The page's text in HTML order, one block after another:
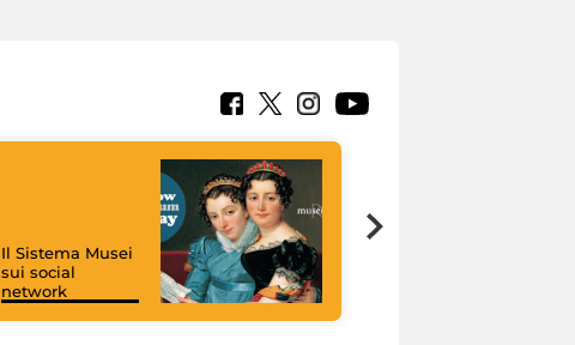
Il Sistema Musei
sui social
network